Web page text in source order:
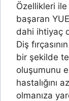
Özellikleri ile
başaran
dahi ihtiyaç
Diş
bir şekilde
oluşumunu
hastalığını
olmanıza